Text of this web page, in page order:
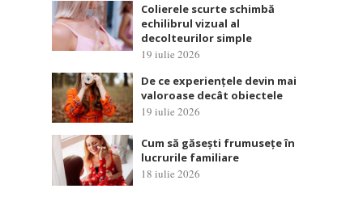
Colierele scurte schimbă
echilibrul vizual al
decolteurilor simple
19 iulie 2026
De ce experiențele devin mai
valoroase decât obiectele
19 iulie 2026
Cum să găsești frumusețe în
lucrurile familiare
18 iulie 2026